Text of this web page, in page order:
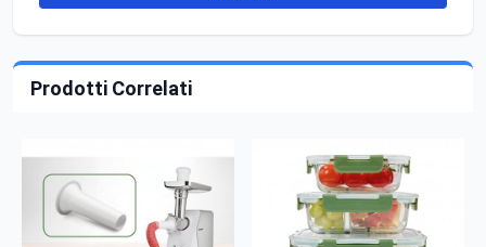
Prodotti Correlati